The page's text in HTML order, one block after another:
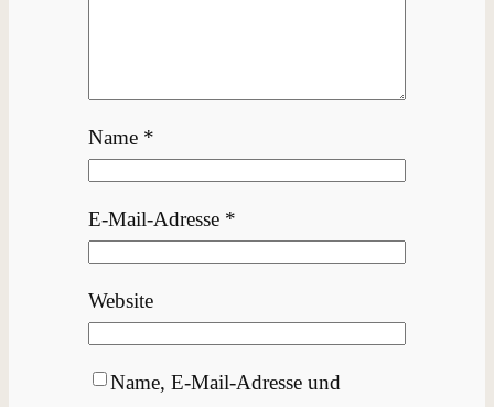
Name *
E-Mail-Adresse *
Website
Name, E-Mail-Adresse und